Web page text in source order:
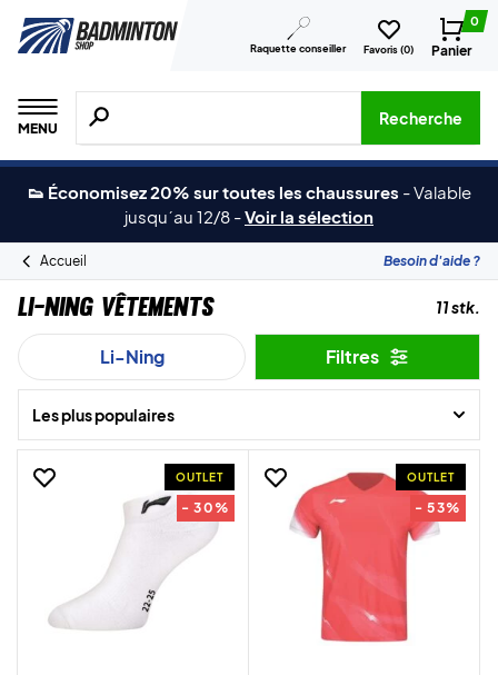
Raquette conseiller Favoris (0)
0
Panier
MENU
Recherche de produits, de marques, etc.
Recherche
👟 Économisez 20% sur toutes les chaussures -Valable
jusqu´au 12/8 -Voir la sélection
Accueil Besoin d'aide ?
Li-Ning Vêtements 11 stk.
Li-Ning Filtres
Les plus populaires
OUTLET
- 30%
OUTLET
- 53%